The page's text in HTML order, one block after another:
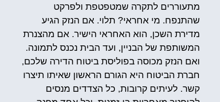
מתעוררים לתקרה שמטפטפת ולפרקט
שהתנפח. מי אחראי? תלוי. אם הנזק הגיע
מדירת השכן, הוא האחראי הישיר. אם מהצנרת
המשותפת של הבניין, ועד הבית נכנס לתמונה.
ואם הנזק מכוסה בפוליסת ביטוח הדירה שלכם,
חברת הביטוח היא הגורם הראשון שאיתו תיצרו
קשר. לעיתים קרובות, כל הצדדים מנסים